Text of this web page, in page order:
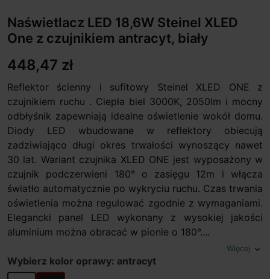
Naświetlacz LED 18,6W Steinel XLED
One z czujnikiem antracyt, biały
448,47 zł
Reflektor ścienny i sufitowy Steinel XLED ONE z
czujnikiem ruchu . Ciepła biel 3000K, 2050lm i mocny
odbłyśnik zapewniają idealne oświetlenie wokół domu.
Diody LED wbudowane w reflektory obiecują
zadziwiająco długi okres trwałości wynoszący nawet
30 lat. Wariant czujnika XLED ONE jest wyposażony w
czujnik podczerwieni 180° o zasięgu 12m i włącza
światło automatycznie po wykryciu ruchu. Czas trwania
oświetlenia można regulować zgodnie z wymaganiami.
Elegancki panel LED wykonany z wysokiej jakości
aluminium można obracać w pionie o 180°....
Więcej expand_more
Wybierz kolor oprawy: antracyt
biały antracyt